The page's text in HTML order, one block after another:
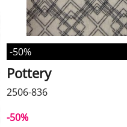
-50%
Pottery
2506-836
-50%